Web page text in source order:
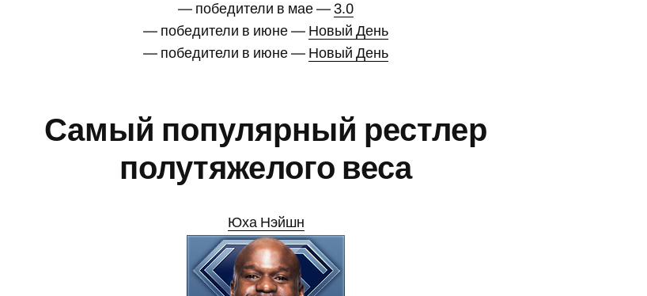
— победители в мае — 3.0
— победители в июне — Новый День
— победители в июне — Новый День
Самый популярный рестлер
полутяжелого веса
Юха Нэйшн